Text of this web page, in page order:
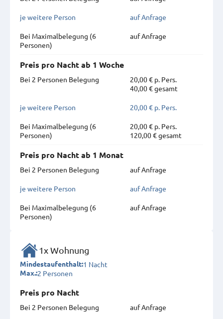
je weitere Person auf Anfrage
Bei Maximal­belegung (6
Personen)
auf Anfrage
Preis pro Nacht ab 1 Woche
Bei 2 Personen Belegung
20,00 € p. Pers.
40,00 € gesamt
je weitere Person 20,00 € p. Pers.
Bei Maximal­belegung (6
Personen)
20,00 € p. Pers.
120,00 € gesamt
Preis pro Nacht ab 1 Monat
Bei 2 Personen Belegung
auf Anfrage
je weitere Person auf Anfrage
Bei Maximal­belegung (6
Personen)
auf Anfrage
1x Wohnung
Mindestaufenthalt:1 Nacht
Max.:2 Personen
Preis pro Nacht
Bei 2 Personen Belegung
auf Anfrage